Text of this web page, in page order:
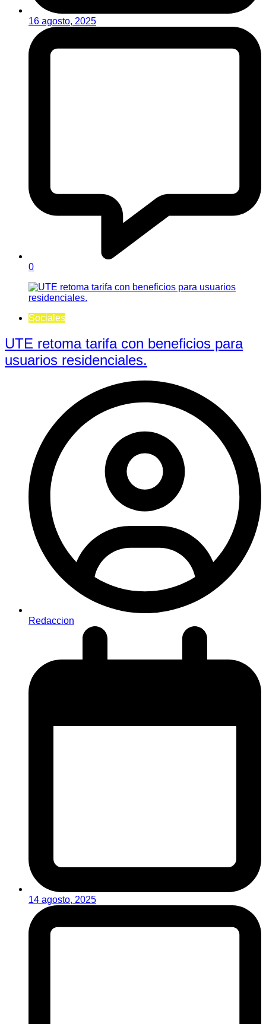
16 agosto, 2025
0
Sociales
UTE retoma tarifa con beneficios para
usuarios residenciales.
Redaccion
14 agosto, 2025